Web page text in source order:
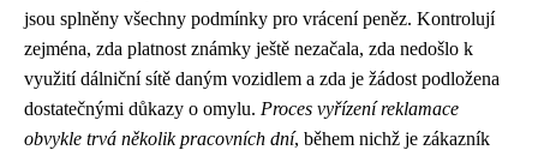
jsou splněny všechny podmínky pro vrácení peněz. Kontrolují
zejména, zda platnost známky ještě nezačala, zda nedošlo k
využití dálniční sítě daným vozidlem a zda je žádost podložena
dostatečnými důkazy o omylu. Proces vyřízení reklamace
obvykle trvá několik pracovních dní, během nichž je zákazník